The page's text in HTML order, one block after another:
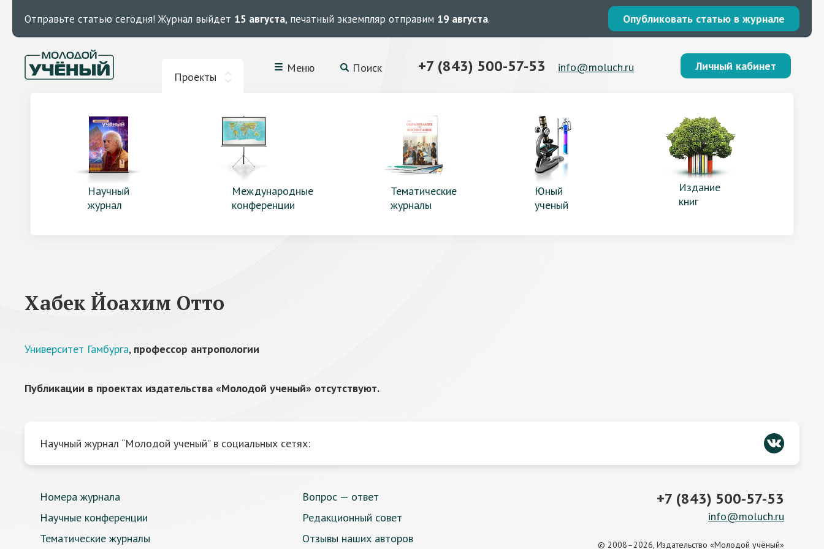
Отправьте статью сегодня! Журнал выйдет 15 августа, печатный экземпляр отправим 19 августа. Опубликовать статью в журнале
Проекты
Меню Поиск +7 (843) 500-57-53 info@moluch.ru Личный кабинет
Научный
журнал
Международные
конференции
Тематические
журналы
Юный
ученый
Издание
книг
Хабек Йоахим Отто
Университет Гамбурга, профессор антропологии
Публикации в проектах издательства «Молодой ученый» отсутствуют.
Научный журнал “Молодой ученый” в социальных сетях:
Номера журнала
Научные конференции
Тематические журналы
Вопрос — ответ
Редакционный совет
Отзывы наших авторов
+7 (843) 500-57-53
info@moluch.ru
© 2008–2026, Издательство «Молодой учёный»